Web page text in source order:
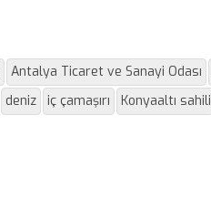
Antalya Ticaret ve Sanayi Odası
deniz iç çamaşırı Konyaaltı sahili